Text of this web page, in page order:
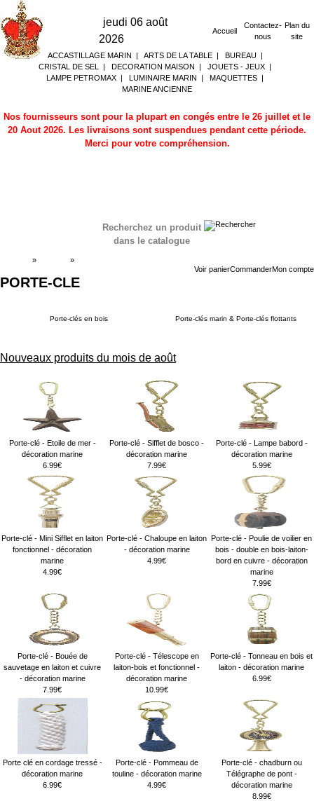
jeudi 06 août
2026
Accueil
Contactez-
nous
Plan du
site
ACCASTILLAGE MARIN | ARTS DE LA TABLE| BUREAU|
CRISTAL DE SEL
| DECORATION MAISON | JOUETS - JEUX |
LAMPE PETROMAX | LUMINAIRE MARIN | MAQUETTES |
MARINE ANCIENNE
Nos fournisseurs sont pour la plupart en congés entre le 26 juillet et le
20 Aout 2026. Les livraisons sont suspendues pendant cette période.
Merci pour votre compréhension.
Recherchez un produit
dans le catalogue
Voir panierCommanderMon compte
» »
PORTE-CLE
Porte-clés en bois Porte-clés marin & Porte-clés flottants
Nouveaux produits du mois de août
Porte-clé - Etoile de mer -
décoration marine
6.99€
Porte-clé - Sifflet de bosco -
décoration marine
7.99€
Porte-clé - Lampe babord -
décoration marine
5.99€
Porte-clé - Mini Sifflet en laiton
fonctionnel - décoration
marine
4.99€
Porte-clé - Chaloupe en laiton
- décoration marine
4.99€
Porte-clé - Poulie de voilier en
bois - double en bois-laiton-
bord en cuivre - décoration
marine
7.99€
Porte-clé - Bouée de
sauvetage en laiton et cuivre
- décoration marine
7.99€
Porte-clé - Télescope en
laiton-bois et fonctionnel -
décoration marine
10.99€
Porte-clé - Tonneau en bois et
laiton - décoration marine
6.99€
Porte clé en cordage tressé -
décoration marine
6.99€
Porte-clé - Pommeau de
touline - décoration marine
4.99€
Porte-clé - chadburn ou
Télégraphe de pont -
décoration marine
8.99€